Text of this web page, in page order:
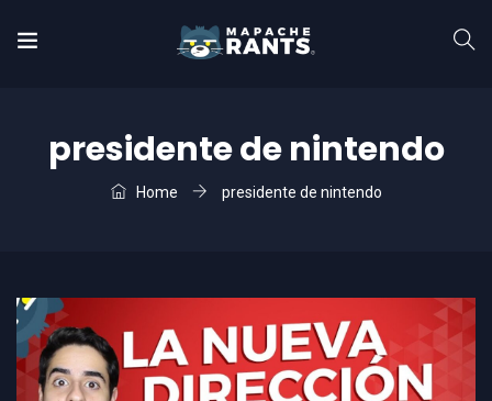
presidente de nintendo
Home presidente de nintendo